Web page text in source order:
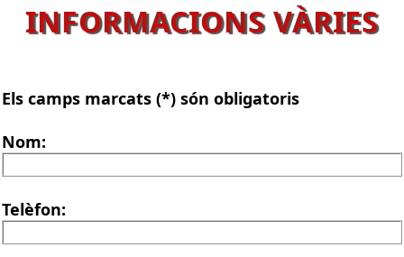
INFORMACIONS VÀRIES
Els camps marcats (*) són obligatoris
Nom:
Telèfon: